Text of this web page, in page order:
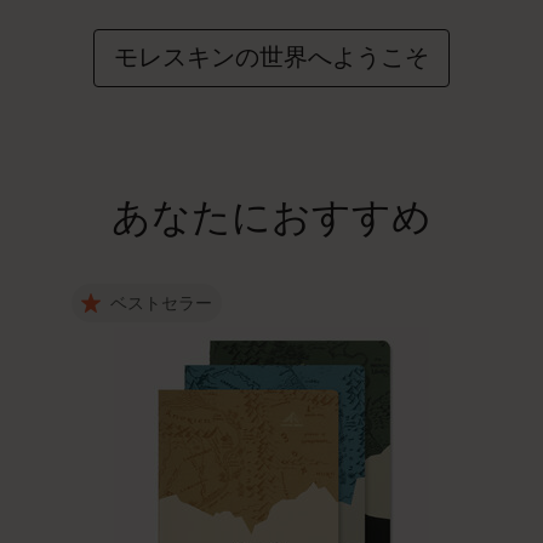
モレスキンの世界へようこそ
あなたにおすすめ
ベストセラー